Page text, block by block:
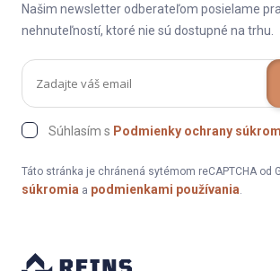
Našim newsletter odberateľom posielame
nehnuteľností, ktoré nie sú dostupné na trhu.
Súhlasím s Podmienky ochrany
Táto stránka je chránená sytémom reCAPTCHA od
súkromia a podmienkami používania.